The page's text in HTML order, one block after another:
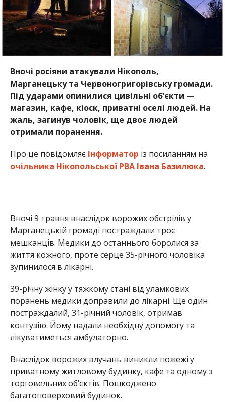
Вночі росіяни атакували Нікополь,
Марганецьку та Червоногригорівську громади.
Під ударами опинилися цивільні об’єкти —
магазин, кафе, кіоск, приватні оселі людей. На
жаль, загинув чоловік, ще двоє людей
отримали поранення.
Про це повідомляє Інформатор із посиланням на
очільника Нікопольської РВА Івана Базилюка.
Вночі 9 травня внаслідок ворожих обстрілів у
Марганецькій громаді постраждали троє
мешканців. Медики до останнього боролися за
життя кожного, проте серце 35-річного чоловіка
зупинилося в лікарні.
39-річну жінку у тяжкому стані від уламкових
поранень медики доправили до лікарні. Ще один
постраждалий, 31-річний чоловік, отримав
контузію. Йому надали необхідну допомогу та
лікуватиметься амбулаторно.
​Внаслідок ворожих влучань виникли пожежі у
приватному житловому будинку, кафе та одному з
торговельних об’єктів. Пошкоджено
багатоповерховий будинок.